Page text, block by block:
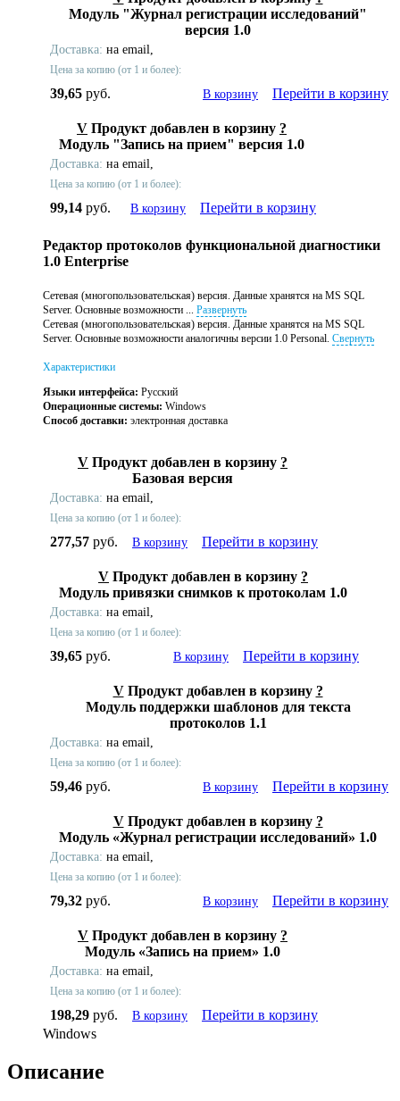
Модуль "Журнал регистрации исследований"
версия 1.0
Доставка: на email,
Цена за копию (от 1 и более):
39,65 руб. В корзину Перейти в корзину
V Продукт добавлен в корзину ?
Модуль "Запись на прием" версия 1.0
Доставка: на email,
Цена за копию (от 1 и более):
99,14 руб. В корзину Перейти в корзину
Редактор протоколов функциональной диагностики
1.0 Enterprise
Сетевая (многопользовательская) версия. Данные хранятся на MS SQL
Server. Основные возможности ... Развернуть
Сетевая (многопользовательская) версия. Данные хранятся на MS SQL
Server. Основные возможности аналогичны версии 1.0 Personal. Свернуть
Характеристики
Языки интерфейса: Русский
Операционные системы: Windows
Способ доставки: электронная доставка
V Продукт добавлен в корзину ?
Базовая версия
Доставка: на email,
Цена за копию (от 1 и более):
277,57 руб. В корзину Перейти в корзину
V Продукт добавлен в корзину ?
Модуль привязки снимков к протоколам 1.0
Доставка: на email,
Цена за копию (от 1 и более):
39,65 руб. В корзину Перейти в корзину
V Продукт добавлен в корзину ?
Модуль поддержки шаблонов для текста
протоколов 1.1
Доставка: на email,
Цена за копию (от 1 и более):
59,46 руб. В корзину Перейти в корзину
V Продукт добавлен в корзину ?
Модуль «Журнал регистрации исследований» 1.0
Доставка: на email,
Цена за копию (от 1 и более):
79,32 руб. В корзину Перейти в корзину
V Продукт добавлен в корзину ?
Модуль «Запись на прием» 1.0
Доставка: на email,
Цена за копию (от 1 и более):
198,29 руб. В корзину
Перейти в корзину
Windows
Описание